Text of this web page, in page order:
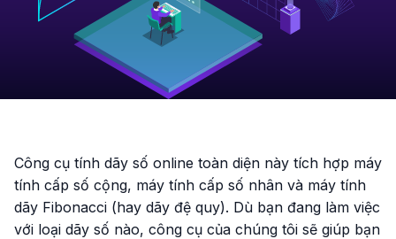
Công cụ tính dãy số online toàn diện này tích hợp máy
tính cấp số cộng, máy tính cấp số nhân và máy tính
dãy Fibonacci (hay dãy đệ quy). Dù bạn đang làm việc
với loại dãy số nào, công cụ của chúng tôi sẽ giúp bạn